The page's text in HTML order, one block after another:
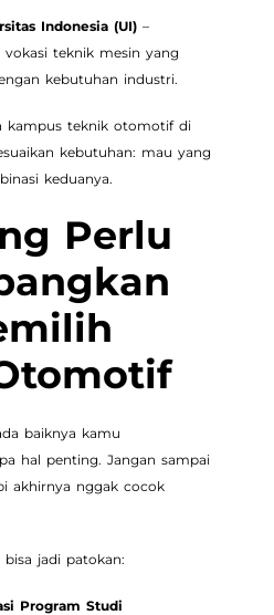
Indonesia (UI) –
teknik mesin yang
kebutuhan industri.
kampus teknik otomotif di
kebutuhan: mau yang
keduanya.
Perlu
baiknya kamu
hal penting. Jangan sampai
akhirnya nggak cocok
jadi patokan:
Program Studi